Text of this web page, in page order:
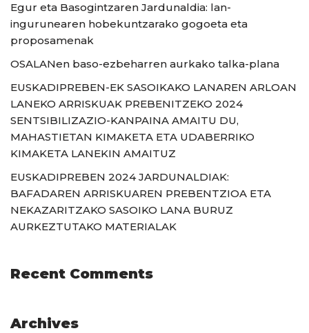
Egur eta Basogintzaren Jardunaldia: lan-
ingurunearen hobekuntzarako gogoeta eta
proposamenak
OSALANen baso-ezbeharren aurkako talka-plana
EUSKADIPREBEN-EK SASOIKAKO LANAREN ARLOAN
LANEKO ARRISKUAK PREBENITZEKO 2024
SENTSIBILIZAZIO-KANPAINA AMAITU DU,
MAHASTIETAN KIMAKETA ETA UDABERRIKO
KIMAKETA LANEKIN AMAITUZ
EUSKADIPREBEN 2024 JARDUNALDIAK:
BAFADAREN ARRISKUAREN PREBENTZIOA ETA
NEKAZARITZAKO SASOIKO LANA BURUZ
AURKEZTUTAKO MATERIALAK
Recent Comments
Archives